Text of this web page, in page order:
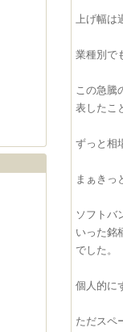
上げ幅は
業種別で
この急騰
表したこ
ずっと相
まぁきっ
ソフトバ
いった銘
でした。
個人的に
ただスペ